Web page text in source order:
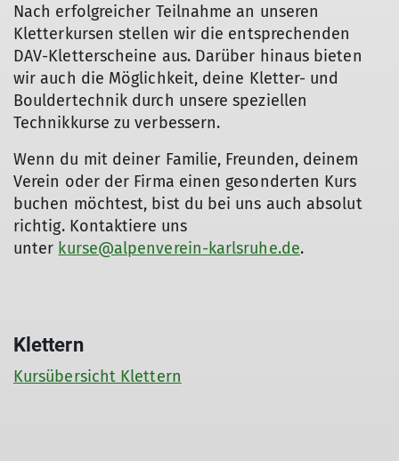
Nach erfolgreicher Teilnahme an unseren
Kletterkursen stellen wir die entsprechenden
DAV-Kletterscheine aus. Darüber hinaus bieten
wir auch die Möglichkeit, deine Kletter- und
Bouldertechnik durch unsere speziellen
Technikkurse zu verbessern.
Wenn du mit deiner Familie, Freunden, deinem
Verein oder der Firma einen gesonderten Kurs
buchen möchtest, bist du bei uns auch absolut
richtig. Kontaktiere uns
unter kurse@alpenverein-karlsruhe.de.
Klettern
Kursübersicht Klettern